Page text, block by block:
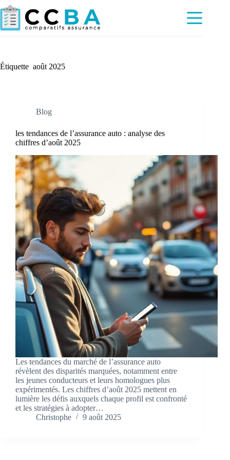
Passer
au
contenu
Étiquette août 2025
Blog
les tendances de l’assurance auto : analyse des
chiffres d’août 2025
Les tendances du marché de l’assurance auto
révèlent des disparités marquées, notamment entre
les jeunes conducteurs et leurs homologues plus
expérimentés. Les chiffres d’août 2025 mettent en
lumière les défis auxquels chaque profil est confronté
et les stratégies à adopter…
Christophe
9 août 2025